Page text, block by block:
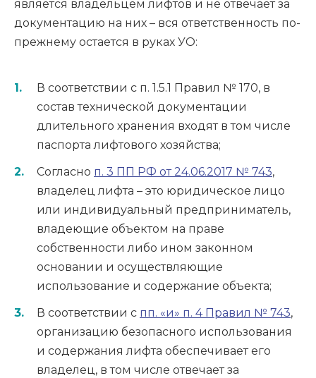
является владельцем лифтов и не отвечает за
документацию на них – вся ответственность по-
прежнему остается в руках УО:
В соответствии с п. 1.5.1 Правил № 170, в
состав технической документации
длительного хранения входят в том числе
паспорта лифтового хозяйства;
Согласно п. 3 ПП РФ от 24.06.2017 № 743,
владелец лифта – это юридическое лицо
или индивидуальный предприниматель,
владеющие объектом на праве
собственности либо ином законном
основании и осуществляющие
использование и содержание объекта;
В соответствии с пп. «и» п. 4 Правил № 743,
организацию безопасного использования
и содержания лифта обеспечивает его
владелец, в том числе отвечает за